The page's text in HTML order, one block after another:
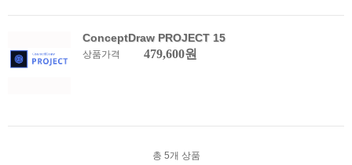
ConceptDraw PROJECT 15
상품가격 479,600원
총 5개 상품